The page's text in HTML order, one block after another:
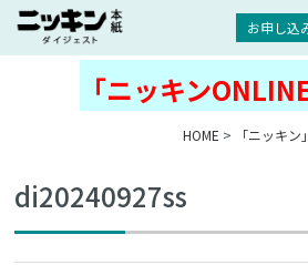
お申し込
「ニッキン
HOME > 「ニッキ
di20240927ss